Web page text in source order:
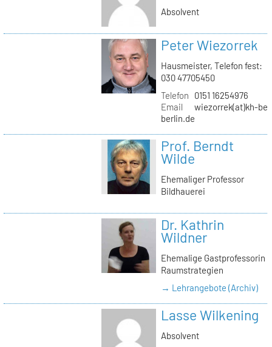
Absolvent
Peter Wiezorrek
Hausmeister, Telefon fest:
030 47705450
Telefon
0151 16254976
Email
wiezorrek(at)kh-
berlin.de
Prof. Berndt
Wilde
Ehemaliger Professor
Bildhauerei
Dr. Kathrin
Wildner
Ehemalige Gastprofessorin
Raumstrategien
→ Lehrangebote (Archiv)
Lasse Wilkening
Absolvent